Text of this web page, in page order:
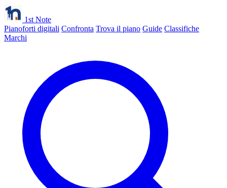
1st Note
Pianoforti digitali Confronta Trova il piano Guide Classifiche
Marchi